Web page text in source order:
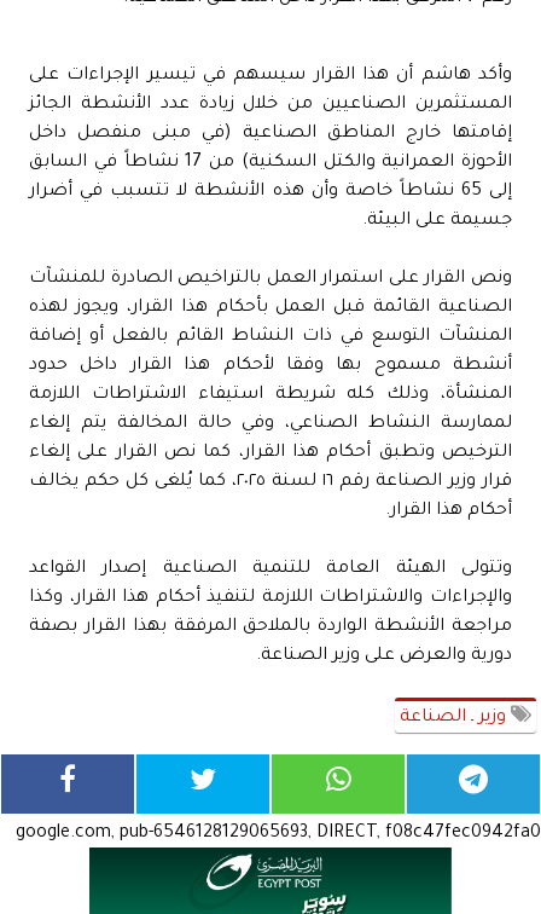
وأكد هاشم أن هذا القرار سيسهم في تيسير الإجراءات على
المستثمرين الصناعيين من خلال زيادة عدد الأنشطة الجائز
إقامتها خارج المناطق الصناعية (في مبنى منفصل داخل
الأحوزة العمرانية والكتل السكنية) من 17 نشاطاً في السابق
إلى 65 نشاطاً خاصة وأن هذه الأنشطة لا تتسبب في أضرار
جسيمة على البيئة.
ونص القرار على استمرار العمل بالتراخيص الصادرة للمنشآت
الصناعية القائمة قبل العمل بأحكام هذا القرار، ويجوز لهذه
المنشآت التوسع في ذات النشاط القائم بالفعل أو إضافة
أنشطة مسموح بها وفقا لأحكام هذا القرار داخل حدود
المنشأة، وذلك كله شريطة استيفاء الاشتراطات اللازمة
لممارسة النشاط الصناعي، وفي حالة المخالفة يتم إلغاء
الترخيص وتطبق أحكام هذا القرار، كما نص القرار على إلغاء
قرار وزير الصناعة رقم ١٦ لسنة ٢٠٢٥، كما يُلغى كل حكم يخالف
أحكام هذا القرار.
وتتولى الهيئة العامة للتنمية الصناعية إصدار القواعد
والإجراءات والاشتراطات اللازمة لتنفيذ أحكام هذا القرار، وكذا
مراجعة الأنشطة الواردة بالملاحق المرفقة بهذا القرار بصفة
دورية والعرض على وزير الصناعة.
وزير ـ الصناعة
google.com, pub-6546128129065693, DIRECT, f08c47fec0942fa0